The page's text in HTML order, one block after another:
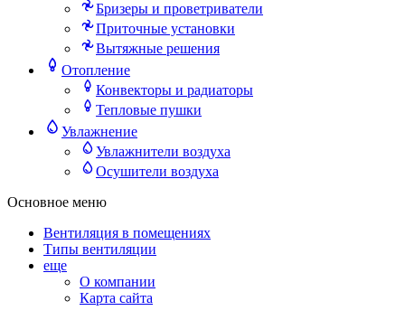
Бризеры и проветриватели
Приточные установки
Вытяжные решения
Отопление
Конвекторы и радиаторы
Тепловые пушки
Увлажнение
Увлажнители воздуха
Осушители воздуха
Основное меню
Вентиляция в помещениях
Типы вентиляции
еще
О компании
Карта сайта